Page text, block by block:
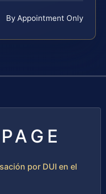
By Appointment Only
por DUI en el